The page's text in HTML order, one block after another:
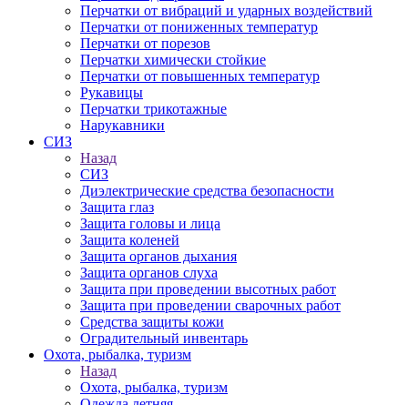
Перчатки от вибраций и ударных воздействий
Перчатки от пониженных температур
Перчатки от порезов
Перчатки химически стойкие
Перчатки от повышенных температур
Рукавицы
Перчатки трикотажные
Нарукавники
СИЗ
Назад
СИЗ
Диэлектрические средства безопасности
Защита глаз
Защита головы и лица
Защита коленей
Защита органов дыхания
Защита органов слуха
Защита при проведении высотных работ
Защита при проведении сварочных работ
Средства защиты кожи
Оградительный инвентарь
Охота, рыбалка, туризм
Назад
Охота, рыбалка, туризм